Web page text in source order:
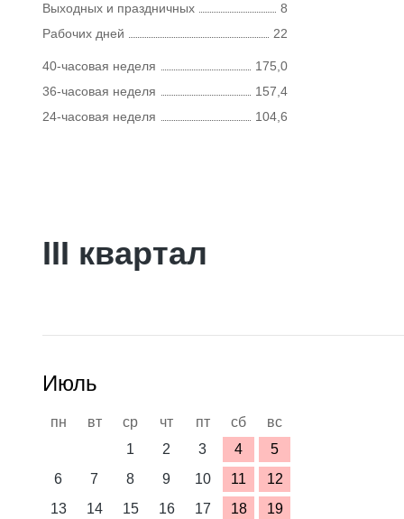
Выходных и праздничных
8
Рабочих дней
22
40-часовая неделя
175,0
36-часовая неделя
157,4
24-часовая неделя
104,6
III квартал
Июль
пн вт ср чт пт сб
вс
1
2 3 4
5
6
7 8 9 10 11
12
13
14 15 16 17 18
19